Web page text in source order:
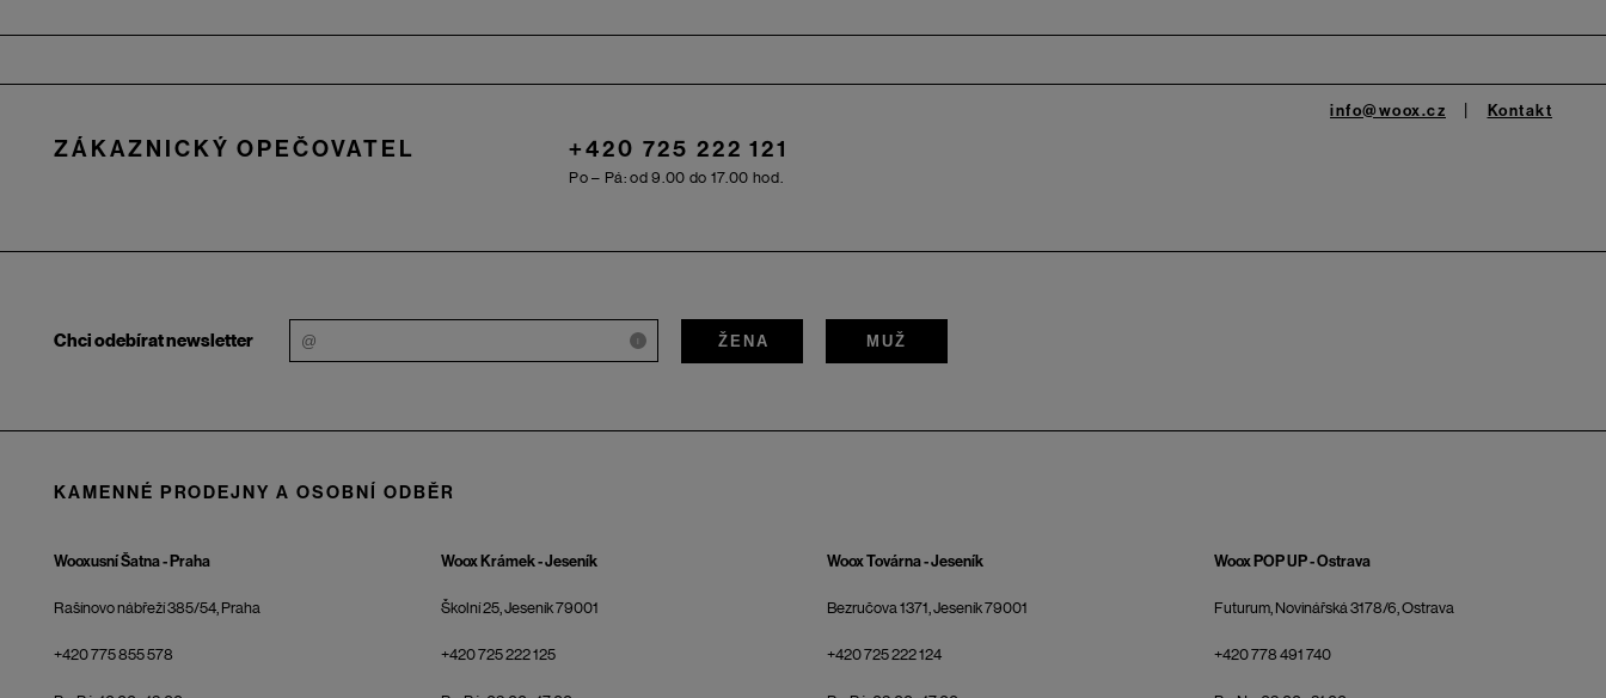
ZÁKAZNICKÝ OPEČOVATEL +420 725 222 121
Po – Pá: od 9.00 do 17.00 hod.
info@woox.cz Kontakt
Chci odebírat newsletter i ŽENA MUŽ
KAMENNÉ PRODEJNY A OSOBNÍ ODBĚR
Wooxusní Šatna - Praha
Rašínovo nábřeží 385/54, Praha
+420 775 855 578
Woox Krámek - Jeseník
Školní 25, Jeseník 79001
+420 725 222 125
Woox Továrna - Jeseník
Bezručova 1371, Jeseník 79001
+420 725 222 124
Woox POP UP - Ostrava
Futurum, Novinářská 3178/6, Ostrava
+420 778 491 740